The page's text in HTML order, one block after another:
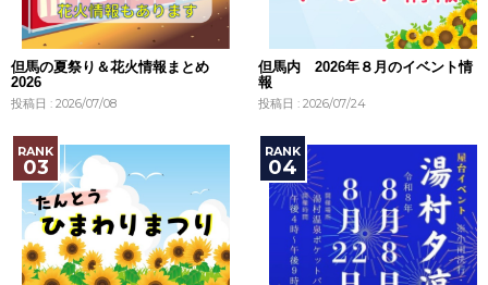
但馬の夏祭り＆花火情報まとめ
2026
投稿日 : 2026/07/08
但馬内 2026年８月のイベント情
報
投稿日 : 2026/07/24